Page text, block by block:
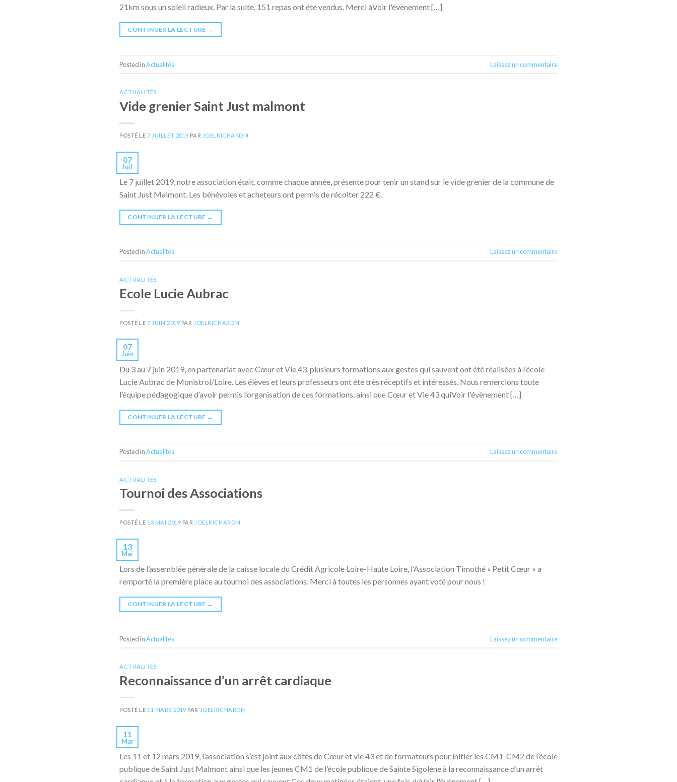
21km sous un soleil radieux. Par la suite, 151 repas ont été vendus. Merci àVoir l'évènement […]
CONTINUER LA LECTURE →
Posted inActualités Laissez un commentaire
ACTUALITÉS
Vide grenier Saint Just malmont
POSTÉ LE7 JUILLET 2019 PAR JOELRICHARDM
07
Juil
Le 7 juillet 2019, notre association était, comme chaque année, présente pour tenir un stand sur le vide grenier de la commune de
Saint Just Malmont. Les bénévoles et acheteurs ont permis de récolter 222 €.
CONTINUER LA LECTURE →
Posted inActualités Laissez un commentaire
ACTUALITÉS
Ecole Lucie Aubrac
POSTÉ LE7 JUIN 2019 PAR JOELRICHARDM
07
Juin
Du 3 au 7 juin 2019, en partenariat avec Cœur et Vie 43, plusieurs formations aux gestes qui sauvent ont été réalisées à l’école
Lucie Aubrac de Monistrol/Loire. Les élèves et leurs professeurs ont été très réceptifs et intéressés. Nous remercions toute
l’équipe pédagogique d’avoir permis l’organisation de ces formations, ainsi que Cœur et Vie 43 quiVoir l'évènement […]
CONTINUER LA LECTURE →
Posted inActualités Laissez un commentaire
ACTUALITÉS
Tournoi des Associations
POSTÉ LE 13 MAI 2019 PAR JOELRICHARDM
13
Mai
Lors de l’assemblée générale de la caisse locale du Crédit Agricole Loire-Haute Loire, l’Association Timothé « Petit Cœur » a
remporté la première place au tournoi des associations. Merci à toutes les personnes ayant voté pour nous !
CONTINUER LA LECTURE →
Posted inActualités Laissez un commentaire
ACTUALITÉS
Reconnaissance d’un arrêt cardiaque
POSTÉ LE 11 MARS 2019 PAR JOELRICHARDM
11
Mar
Les 11 et 12 mars 2019, l’association s’est joint aux côtés de Cœur et vie 43 et de formateurs pour initier les CM1-CM2 de l’école
publique de Saint Just Malmont ainsi que les jeunes CM1 de l’école publique de Sainte Sigolène à la reconnaissance d’un arrêt